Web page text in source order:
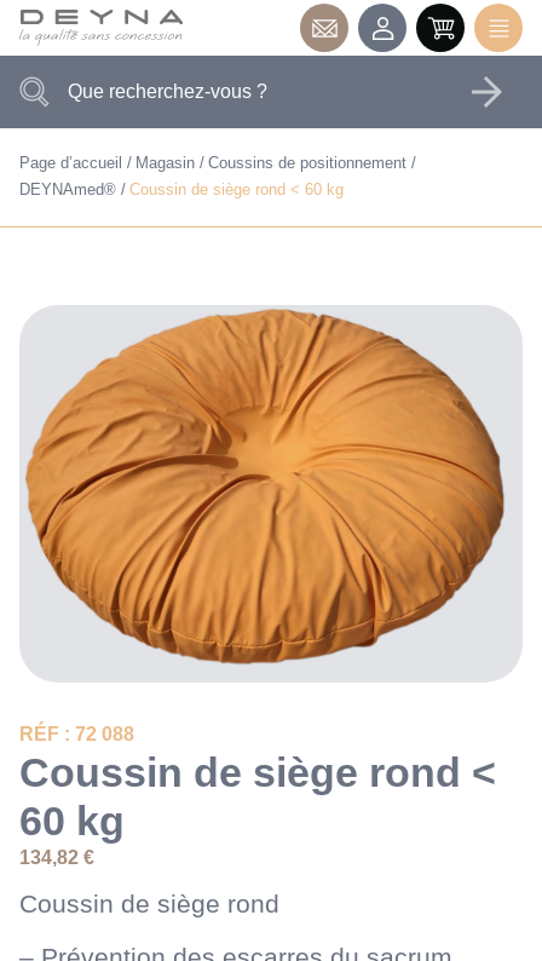
Page d’accueil Magasin
Coussins de positionnement
DEYNAmed®
Coussin de siège rond < 60 kg
RÉF : 72 088
Coussin de siège rond <
60 kg
134,82 €
Coussin de siège rond